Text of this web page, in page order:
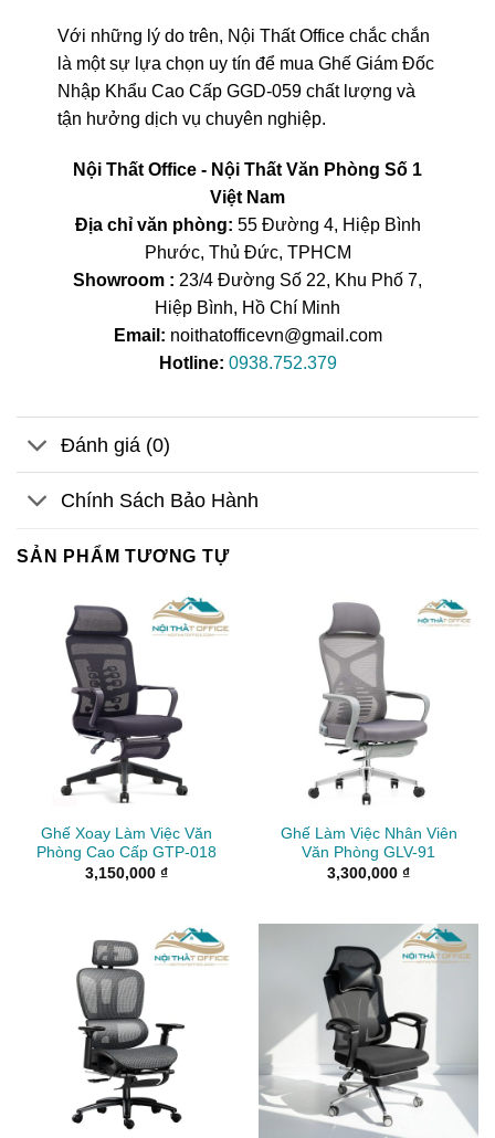
Với những lý do trên, Nội Thất Office chắc chắn
là một sự lựa chọn uy tín để mua Ghế Giám Đốc
Nhập Khẩu Cao Cấp GGD-059 chất lượng và
tận hưởng dịch vụ chuyên nghiệp.
Nội Thất Office - Nội Thất Văn Phòng Số 1
Việt Nam
Địa chỉ văn phòng: 55 Đường 4, Hiệp Bình
Phước, Thủ Đức, TPHCM
Showroom : 23/4 Đường Số 22, Khu Phố 7,
Hiệp Bình, Hồ Chí Minh
Email: noithatofficevn@gmail.com
Hotline: 0938.752.379
Đánh giá (0)
Chính Sách Bảo Hành
SẢN PHẨM TƯƠNG TỰ
Ghế Xoay Làm Việc Văn
Phòng Cao Cấp GTP-018
3,150,000 ₫
Ghế Làm Việc Nhân Viên
Văn Phòng GLV-91
3,300,000 ₫